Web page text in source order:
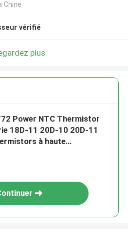
Chine
vérifié
plus
Power NTC Thermistor
18D-11 20D-10 20D-11
à haute